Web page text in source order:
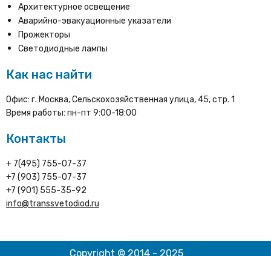
Архитектурное освещение
Аварийно-эвакуационные указатели
Прожекторы
Светодиодные лампы
Как нас найти
Офис: г. Москва, Сельскохозяйственная улица, 45, стр. 1
Время работы: пн-пт 9:00-18:00
Контакты
+ 7(495) 755-07-37
+7 (903) 755-07-37
+7 (901) 555-35-92
info@transsvetodiod.ru
Copyright © 2014 - 2025